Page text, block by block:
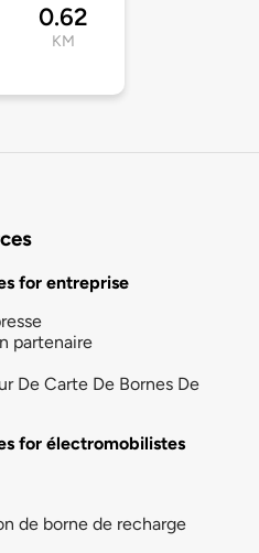
0.62
KM
for entreprise
partenaire
De Carte De Bornes De
for électromobilistes
de borne de recharge